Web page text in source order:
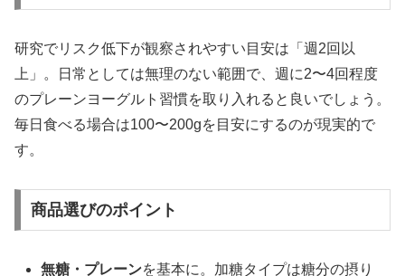
研究でリスク低下が観察されやすい目安は「週2回以
上」。日常としては無理のない範囲で、週に2〜4回程度
のプレーンヨーグルト習慣を取り入れると良いでしょう。
毎日食べる場合は100〜200gを目安にするのが現実的で
す。
商品選びのポイント
無糖・プレーンを基本に。加糖タイプは糖分の摂り